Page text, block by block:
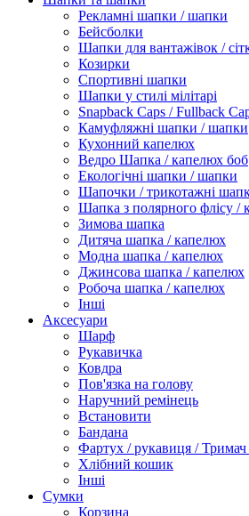
Рекламні шапки / шапки
Бейсболки
Шапки для вантажівок /
Козирки
Спортивні шапки
Шапки у стилі мілітарі
Snapback Caps / Fullback
Камуфляжні шапки / шапки
Кухонний капелюх
Ведро Шапка / капелюх боб
Екологічні шапки / шапки
Шапочки / трикотажні
Шапка з полярного флісу /
Зимова шапка
Дитяча шапка / капелюх
Модна шапка / капелюх
Джинсова шапка / капелюх
Робоча шапка / капелюх
Інші
Аксесуари
Шарф
Рукавичка
Ковдра
Пов'язка на голову
Наручний ремінець
Встановити
Бандана
Фартух / рукавиця /
Хлібний кошик
Інші
Сумки
Корзина